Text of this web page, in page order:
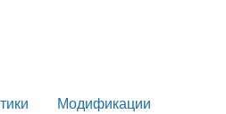
Модификации